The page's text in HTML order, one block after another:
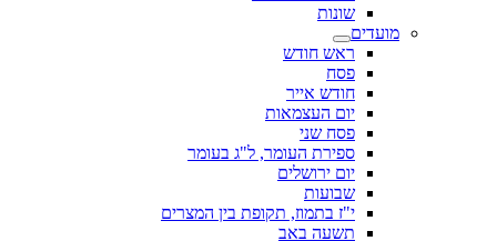
שונות
מועדים
ראש חודש
פסח
חודש אייר
יום העצמאות
פסח שני
ספירת העומר, ל"ג בעומר
יום ירושלים
שבועות
י"ז בתמוז, תקופת בין המצרים
תשעה באב